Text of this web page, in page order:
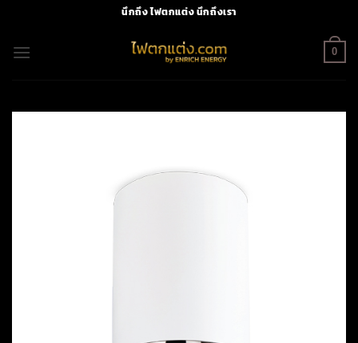
content
นึกถึง ไฟตกแต่ง นึกถึงเรา
0